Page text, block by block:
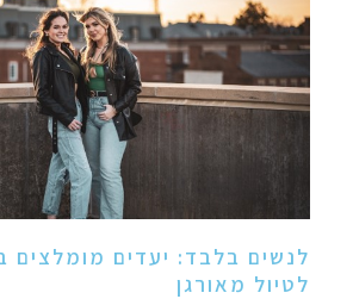
לנשים בלבד: יעדים מומלצים
לטיול מאורגן